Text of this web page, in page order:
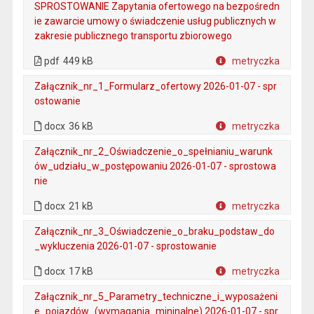
SPROSTOWANIE Zapytania ofertowego na bezpośredn
ie zawarcie umowy o świadczenie usług publicznych w
zakresie publicznego transportu zbiorowego
pdf 449 kB metryczka
Załącznik_nr_1_Formularz_ofertowy 2026-01-07 - spr
ostowanie
docx 36 kB metryczka
Załącznik_nr_2_Oświadczenie_o_spełnianiu_warunk
ów_udziału_w_postępowaniu 2026-01-07 - sprostowa
nie
docx 21 kB metryczka
Załącznik_nr_3_Oświadczenie_o_braku_podstaw_do
_wykluczenia 2026-01-07 - sprostowanie
docx 17 kB metryczka
Załącznik_nr_5_Parametry_techniczne_i_wyposażeni
e_pojazdów_(wymagania_mininalne) 2026-01-07 - spr